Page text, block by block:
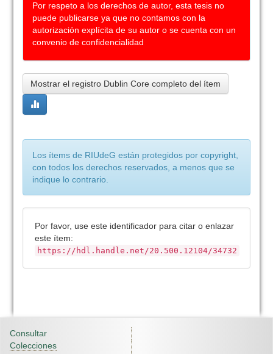
Por respeto a los derechos de autor, esta tesis no
puede publicarse ya que no contamos con la
autorización explícita de su autor o se cuenta con un
convenio de confidencialidad
Mostrar el registro Dublin Core completo del ítem
Los ítems de RIUdeG están protegidos por copyright,
con todos los derechos reservados, a menos que se
indique lo contrario.
Por favor, use este identificador para citar o enlazar
este ítem:
https://hdl.handle.net/20.500.12104/34732
Consultar
Colecciones